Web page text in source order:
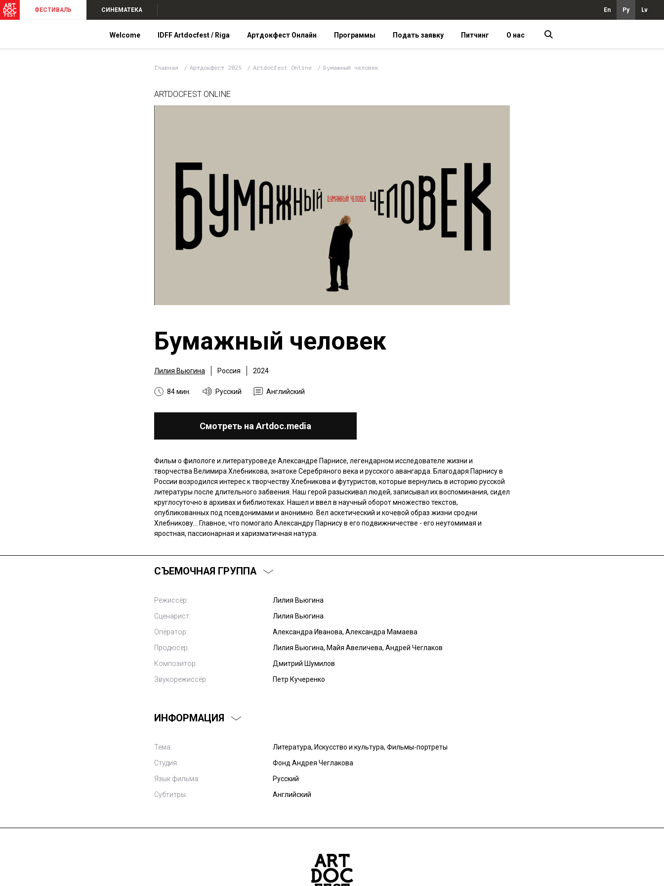
ФЕСТИВАЛЬ СИНЕМАТЕКА En Ру Lv
Welcome IDFF Artdocfest / Riga Артдокфест Онлайн Программы Подать заявку Питчинг О нас
Главная Артдокфест 2025 Artdocfest Online Бумажный человек
ARTDOCFEST ONLINE
Бумажный человек
Лилия Вьюгина Россия 2024
84 мин. Русский Английский
Смотреть на Artdoc.media
Фильм о филологе и литературоведе Александре Парнисе, легендарном исследователе жизни и
творчества Велимира Хлебникова, знатоке Серебряного века и русского авангарда. Благодаря Парнису в
России возродился интерес к творчеству Хлебникова и футуристов, которые вернулись в историю русской
литературы после длительного забвения. Наш герой разыскивал людей, записывал их воспоминания, сидел
круглосуточно в архивах и библиотеках. Нашел и ввел в научный оборот множество текстов,
опубликованных под псевдонимами и анонимно. Вел аскетический и кочевой образ жизни сродни
Хлебникову… Главное, что помогало Александру Парнису в его подвижничестве - его неутомимая и
яростная, пассионарная и харизматичная натура.
СЪЕМОЧНАЯ ГРУППА
Режиссёр:
Лилия Вьюгина
Сценарист:
Лилия Вьюгина
Оператор:
Александра Иванова, Александра Мамаева
Продюсер:
Лилия Вьюгина, Майя Авеличева, Андрей Чеглаков
Композитор:
Дмитрий Шумилов
Звукорежиссёр:
Петр Кучеренко
ИНФОРМАЦИЯ
Тема:
Литература, Искусство и культура, Фильмы-портреты
Студия:
Фонд Андрея Чеглакова
Язык фильма:
Русский
Субтитры:
Английский